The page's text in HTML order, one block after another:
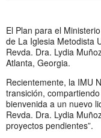
El Plan para el
de La Iglesia Metodista
Revda. Dra. Lydia
Atlanta, Georgia.
Recientemente, la IMU
transición,
bienvenida a un nuevo
Revda. Dra. Lydia
proyectos pendientes”.